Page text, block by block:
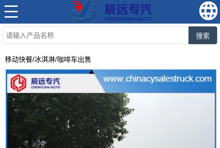
搜索
移动快餐/冰淇淋/咖啡车出售